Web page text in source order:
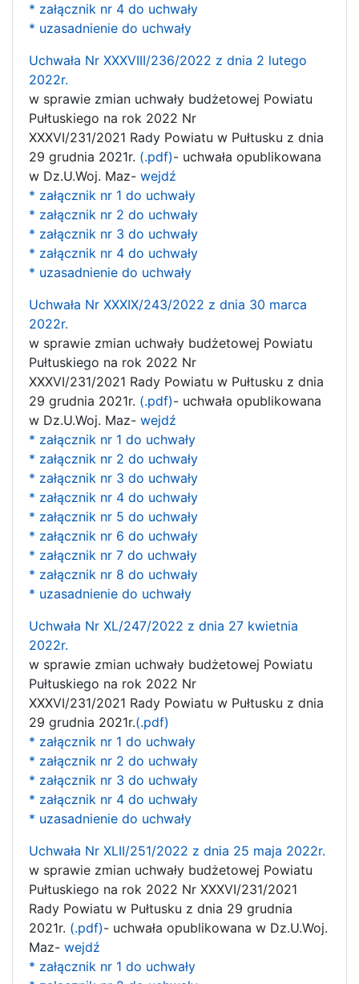
* załącznik nr 4 do uchwały
* uzasadnienie do uchwały
Uchwała Nr XXXVIII/236/2022 z dnia 2 lutego
2022r.
w sprawie zmian uchwały budżetowej Powiatu
Pułtuskiego na rok 2022 Nr
XXXVI/231/2021 Rady Powiatu w Pułtusku z dnia
29 grudnia 2021r. (.pdf)- uchwała opublikowana
w Dz.U.Woj. Maz- wejdź
* załącznik nr 1 do uchwały
* załącznik nr 2 do uchwały
* załącznik nr 3 do uchwały
* załącznik nr 4 do uchwały
* uzasadnienie do uchwały
Uchwała Nr XXXIX/243/2022 z dnia 30 marca
2022r.
w sprawie zmian uchwały budżetowej Powiatu
Pułtuskiego na rok 2022 Nr
XXXVI/231/2021 Rady Powiatu w Pułtusku z dnia
29 grudnia 2021r. (.pdf)- uchwała opublikowana
w Dz.U.Woj. Maz- wejdź
* załącznik nr 1 do uchwały
* załącznik nr 2 do uchwały
* załącznik nr 3 do uchwały
* załącznik nr 4 do uchwały
* załącznik nr 5 do uchwały
* załącznik nr 6 do uchwały
* załącznik nr 7 do uchwały
* załącznik nr 8 do uchwały
* uzasadnienie do uchwały
Uchwała Nr XL/247/2022 z dnia 27 kwietnia
2022r.
w sprawie zmian uchwały budżetowej Powiatu
Pułtuskiego na rok 2022 Nr
XXXVI/231/2021 Rady Powiatu w Pułtusku z dnia
29 grudnia 2021r.(.pdf)
* załącznik nr 1 do uchwały
* załącznik nr 2 do uchwały
* załącznik nr 3 do uchwały
* załącznik nr 4 do uchwały
* uzasadnienie do uchwały
Uchwała Nr XLII/251/2022 z dnia 25 maja 2022r.
w sprawie zmian uchwały budżetowej Powiatu
Pułtuskiego na rok 2022 Nr XXXVI/231/2021
Rady Powiatu w Pułtusku z dnia 29 grudnia
2021r. (.pdf)- uchwała opublikowana w Dz.U.Woj.
Maz- wejdź
* załącznik nr 1 do uchwały